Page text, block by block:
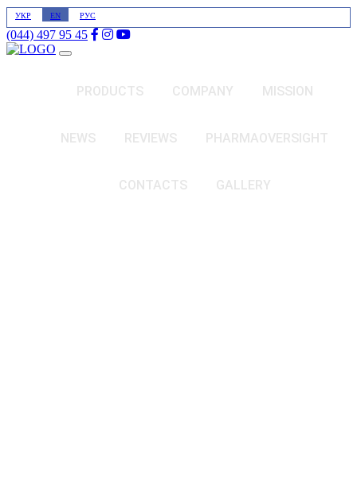
УКР EN РУС
(044) 497 95 45
PRODUCTS COMPANY MISSION
NEWS REVIEWS PHARMAOVERSIGHT
CONTACTS GALLERY